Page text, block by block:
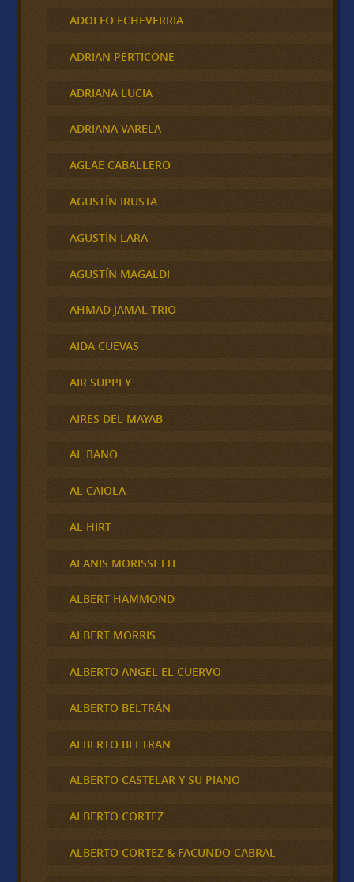
ADOLFO ECHEVERRIA
ADRIAN PERTICONE
ADRIANA LUCIA
ADRIANA VARELA
AGLAE CABALLERO
AGUSTÍN IRUSTA
AGUSTÍN LARA
AGUSTÍN MAGALDI
AHMAD JAMAL TRIO
AIDA CUEVAS
AIR SUPPLY
AIRES DEL MAYAB
AL BANO
AL CAIOLA
AL HIRT
ALANIS MORISSETTE
ALBERT HAMMOND
ALBERT MORRIS
ALBERTO ANGEL EL CUERVO
ALBERTO BELTRÁN
ALBERTO BELTRAN
ALBERTO CASTELAR Y SU PIANO
ALBERTO CORTEZ
ALBERTO CORTEZ & FACUNDO CABRAL